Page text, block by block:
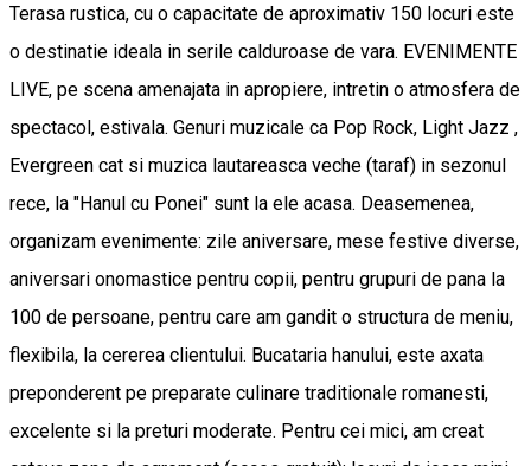
Terasa rustica, cu o capacitate de aproximativ 150 locuri este
o destinatie ideala in serile calduroase de vara. EVENIMENTE
LIVE, pe scena amenajata in apropiere, intretin o atmosfera de
spectacol, estivala. Genuri muzicale ca Pop Rock, Light Jazz ,
Evergreen cat si muzica lautareasca veche (taraf) in sezonul
rece, la "Hanul cu Ponei" sunt la ele acasa. Deasemenea,
organizam evenimente: zile aniversare, mese festive diverse,
aniversari onomastice pentru copii, pentru grupuri de pana la
100 de persoane, pentru care am gandit o structura de meniu,
flexibila, la cererea clientului. Bucataria hanului, este axata
preponderent pe preparate culinare traditionale romanesti,
excelente si la preturi moderate. Pentru cei mici, am creat